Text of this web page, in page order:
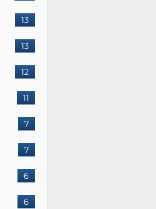
13
13
12
11
7
7
6
6